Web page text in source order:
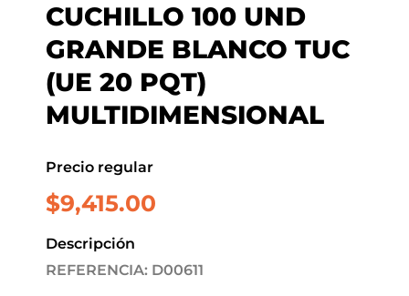
CUCHILLO 100 UND
GRANDE BLANCO TUC
(UE 20 PQT)
MULTIDIMENSIONAL
Precio regular
$9,415.00
Descripción
REFERENCIA: D00611